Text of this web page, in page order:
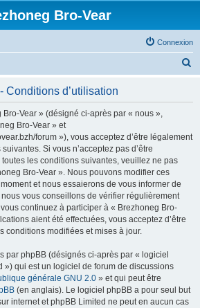
Bro-Vear
Connexion
Conditions d’utilisation
Bro-Vear » (désigné ci-après par « nous »,
Bro-Vear » et
forum »), vous acceptez d’être légalement
Si vous n’acceptez pas d’être
les conditions suivantes, veuillez ne pas
Bro-Vear ». Nous pouvons modifier ces
et nous essaierons de vous informer de
vous conseillons de vérifier régulièrement
continuez à participer à « Brezhoneg Bro-
aient été effectuées, vous acceptez d’être
conditions modifiées et mises à jour.
par phpBB (désignés ci-après par « logiciel
») qui est un logiciel de forum de discussions
générale GNU 2.0 » et qui peut être
(en anglais). Le logiciel phpBB a pour seul but
internet et phpBB Limited ne peut en aucun cas